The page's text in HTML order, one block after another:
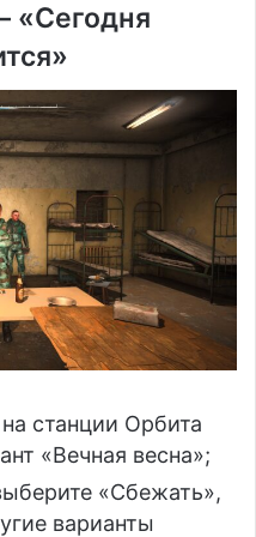
«Сегодня
станции Орбита
«Вечная весна»;
«Сбежать»,
варианты